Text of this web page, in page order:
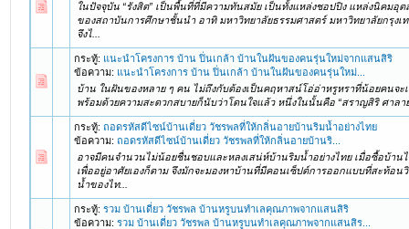
ในปัจจุบัน “รังสิต” เป็นพื้นที่ที่มีความทันสมัย เป็นทั้งแหล่งชอปปิง แหล่งนิคมอุต
ของสถาบันการศึกษาชั้นนำ อาทิ มหาวิทยาลัยธรรมศาสตร์ มหาวิทยาลัยกรุงเ
จึงไ...
กระทู้: แนะนำโครงการ บ้าน ปิ่นเกล้า บ้านในฝันของคนรุ่นใหม่จากแสนสิริ
ข้อความ: แนะนำโครงการ บ้าน ปิ่นเกล้า บ้านในฝันของคนรุ่นใหม่...
บ้าน ในฝันของหลาย ๆ คน ไม่ถึงกับต้องเป็นคฤหาสน์โอ่อ่าหรูหราที่น้อยคนจะ
พร้อมด้วยความสะดวกสบายก็นับว่าโดนใจแล้ว หนึ่งในนั้นคือ “สราญสิริ ศาลา
กระทู้:ถอดรหัสดีไซน์บ้านเดี่ยว วัชรพลที่ให้กลิ่นอายบ้านริมน้ำอย่างไทย
ข้อความ:ถอดรหัสดีไซน์บ้านเดี่ยว วัชรพลที่ให้กลิ่นอายบ้านริ...
อาจมีคนจำนวนไม่น้อยชื่นชอบและหลงเสน่ห์บ้านริมน้ำอย่างไทย เมื่อซื้อบ้าน
เพื่ออยู่อาศัยเองก็ตาม จึงมักจะมองหาบ้านที่มีคอนเซ็ปต์การออกแบบที่สะท้อ
น้ำของไท...
กระทู้:รวม บ้านเดี่ยว วัชรพล บ้านหรูบนทำเลคุณภาพจากแสนสิริ
ข้อความ:รวม บ้านเดี่ยว วัชรพล บ้านหรูบนทำเลคุณภาพจากแสนสิร...